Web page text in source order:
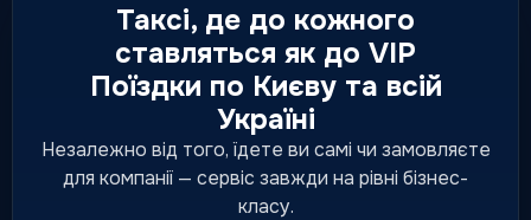
Преміум таксі
Підвищений рівень сервісу,
статусна подача та комфортні
ділові маршрути.
підвищений рівень сервісу
Таксі, де до кожного
ставляться як до VIP
Поїздки по Києву та всій
Україні
Незалежно від того, їдете ви самі чи замовляєте
для компанії — сервіс завжди на рівні бізнес-
класу.